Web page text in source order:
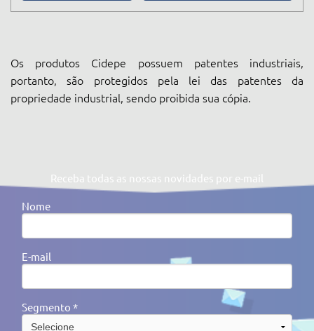
Os produtos Cidepe possuem patentes industriais,
portanto, são protegidos pela lei das patentes da
propriedade industrial, sendo proibida sua cópia.
Receba todas as nossas novidades por e-mail
Nome
E-mail
Segmento *